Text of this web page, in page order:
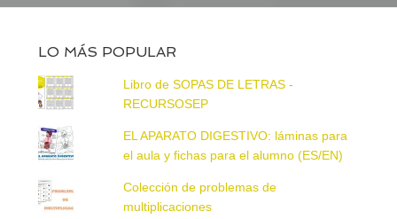
LO MÁS POPULAR
Libro de SOPAS DE LETRAS -
RECURSOSEP
EL APARATO DIGESTIVO: láminas para
el aula y fichas para el alumno (ES/EN)
Colección de problemas de
multiplicaciones